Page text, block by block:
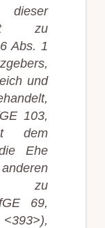
dieser
ist zu
Abs. 1
und
103,
dem
Ehe
zu
69,